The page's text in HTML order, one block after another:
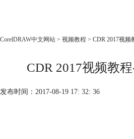
老用户福利
CorelDRAW中文网站 > 视频教程 > CDR 2017视
CDR 2017视频教
发布时间：2017-08-19 17: 32: 36